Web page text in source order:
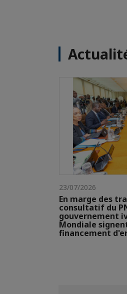
23/07/2026
En marge des
consultatif du
gouvernement
Mondiale
financement